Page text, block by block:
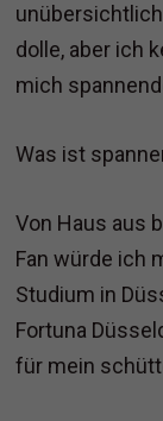
dolle, aber ich
mich
Was ist
Von Haus aus
Fan würde ich
Studium in
Fortuna
für mein